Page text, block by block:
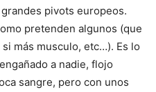
pivots europeos.
pretenden algunos (que
más musculo, etc…). Es lo
a nadie, flojo
sangre, pero con unos